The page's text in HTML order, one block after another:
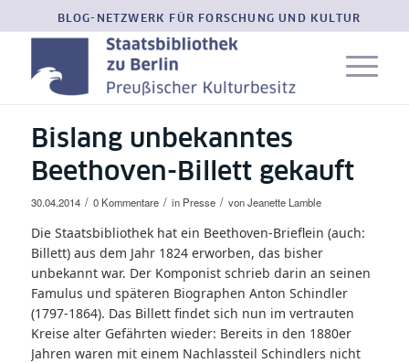
BLOG-NETZWERK FÜR FORSCHUNG UND KULTUR
Bislang unbekanntes
Beethoven-Billett gekauft
30.04.2014 / 0 Kommentare / in Presse / vonJeanette Lamble
Die Staatsbibliothek hat ein Beethoven-Brieflein (auch:
Billett) aus dem Jahr 1824 erworben, das bisher
unbekannt war. Der Komponist schrieb darin an seinen
Famulus und späteren Biographen Anton Schindler
(1797-1864). Das Billett findet sich nun im vertrauten
Kreise alter Gefährten wieder: Bereits in den 1880er
Jahren waren mit einem Nachlassteil Schindlers nicht